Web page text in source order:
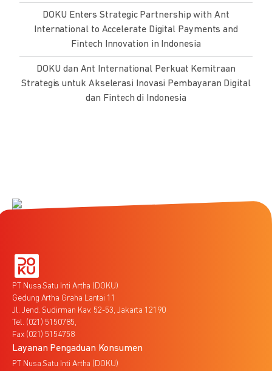
DOKU Enters Strategic Partnership with Ant
International to Accelerate Digital Payments and
Fintech Innovation in Indonesia
DOKU dan Ant International Perkuat Kemitraan
Strategis untuk Akselerasi Inovasi Pembayaran Digital
dan Fintech di Indonesia
PT Nusa Satu Inti Artha (DOKU)
Gedung Artha Graha Lantai 11
Jl. Jend. Sudirman Kav. 52-53, Jakarta 12190
Tel. (021) 5150785,
Fax (021) 5154758
Layanan Pengaduan Konsumen
PT Nusa Satu Inti Artha (DOKU)